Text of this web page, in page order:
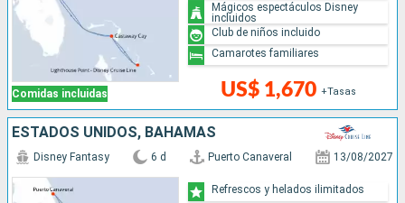
Comidas incluidas US$ 1,670 +Tasas
Mágicos espectáculos Disney
incluidos
Club de niños incluido
Camarotes familiares
ESTADOS UNIDOS, BAHAMAS
Disney Fantasy 6 d Puerto Canaveral 13/08/2027
Refrescos y helados ilimitados